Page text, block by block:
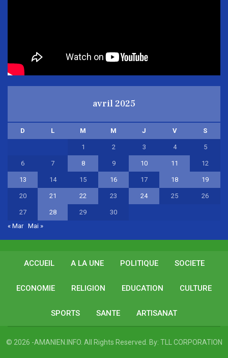
avril 2025
D L M M J V S
1 2 3 4 5
6 7 8 9 10 11 12
13 14 15 16 17 18 19
20 21 22 23 24 25 26
27 28 29
30
« Mar Mai »
ACCUEIL A LA UNE POLITIQUE SOCIETE
ECONOMIE RELIGION EDUCATION CULTURE
SPORTS SANTE ARTISANAT
© 2026 -AMANIEN.INFO. All Rights Reserved. By: TLL CORPORATION